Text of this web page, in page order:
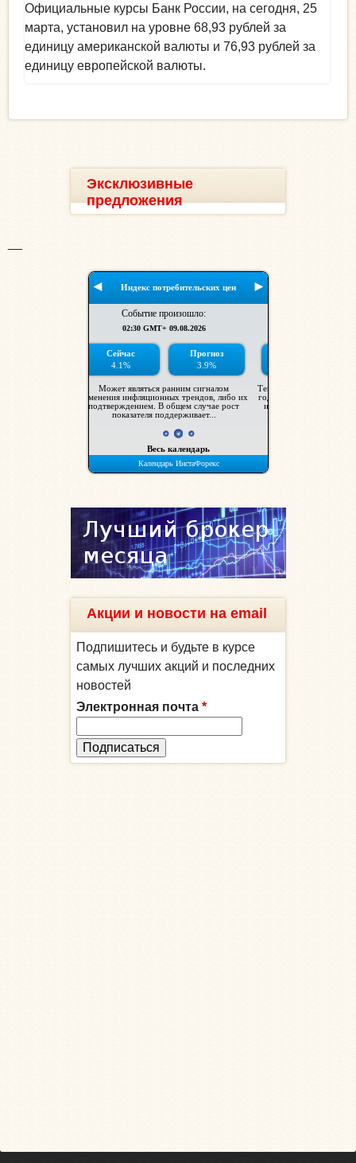
Официальные курсы Банк России, на сегодня, 25
марта, установил на уровне 68,93 рублей за
единицу американской валюты и 76,93 рублей за
единицу европейской валюты.
Эксклюзивные
предложения
Акции и новости на email
Подпишитесь и будьте в курсе
самых лучших акций и последних
новостей
Электронная почта *